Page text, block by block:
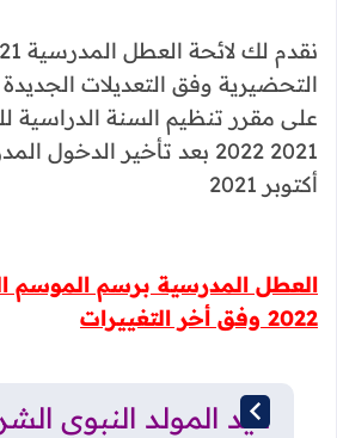
التحضيرية وفق التعديلات
على مقرر تنظيم السنة الدراسية
أكتوبر 2021
2022 وفق أخر التغييرات
عيد المولد النبوي